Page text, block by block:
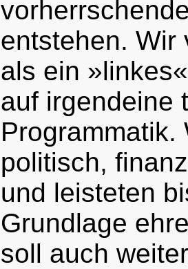
entstehen. Wir
als ein
auf irgendeine
politisch,
und leisteten
Grundlage
soll auch